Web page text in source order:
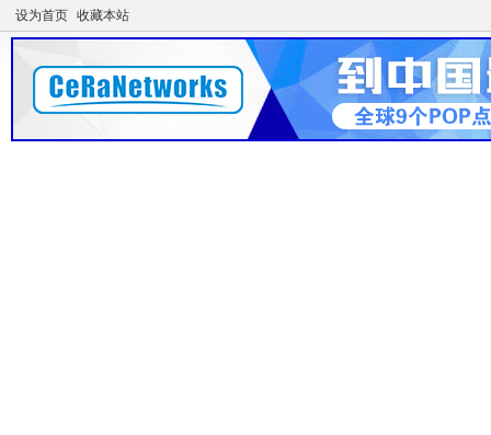
设为首页 收藏本站